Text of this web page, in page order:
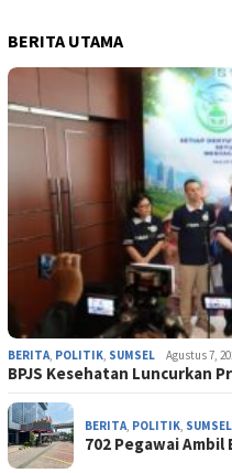
BERITA UTAMA
BERITA, POLITIK, SUMSEL Agustus 7,
BPJS Kesehatan Luncurkan
BERITA, POLITIK, SUMSEL
702 Pegawai